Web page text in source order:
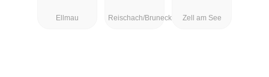
Ellmau Reischach/Bruneck Zell am See